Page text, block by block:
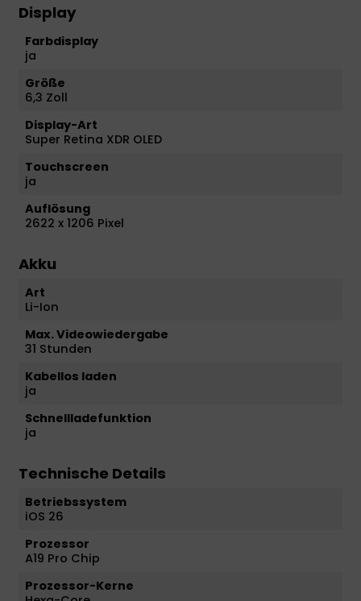
Display
Farbdisplay
ja
Größe
6,3 Zoll
Display-Art
Super Retina XDR OLED
Touchscreen
ja
Auflösung
2622 x 1206 Pixel
Akku
Art
Li-Ion
Max. Videowiedergabe
31 Stunden
Kabellos laden
ja
Schnellladefunktion
ja
Technische Details
Betriebssystem
iOS 26
Prozessor
A19 Pro Chip
Prozessor-Kerne